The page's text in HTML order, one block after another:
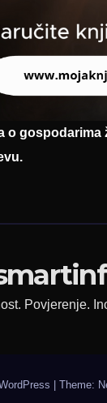
o gospodarima
Povjerenje.
Theme: